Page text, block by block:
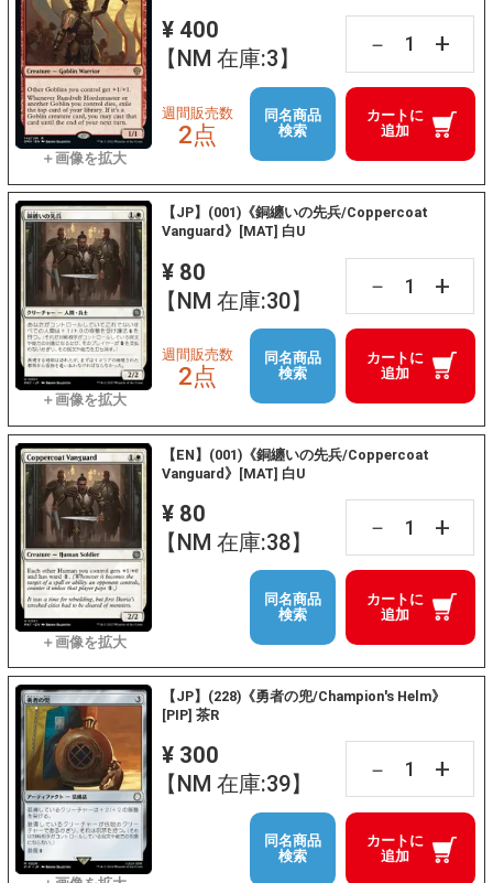
¥ 400
【NM 在庫:3】
－ +
カートに
追加
週間販売数
2点
同名商品
検索
【JP】(001)《銅纏いの先兵/Coppercoat
Vanguard》[MAT] 白U
¥ 80
【NM 在庫:30】
－ +
カートに
追加
週間販売数
2点
同名商品
検索
【EN】(001)《銅纏いの先兵/Coppercoat
Vanguard》[MAT] 白U
¥ 80
【NM 在庫:38】
－ +
カートに
追加
同名商品
検索
【JP】(228)《勇者の兜/Champion's Helm》
[PIP] 茶R
¥ 300
【NM 在庫:39】
－ +
カートに
追加
同名商品
検索